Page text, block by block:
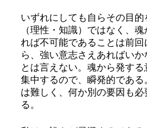
いずれにしても自らその目
（理性・知識）ではなく、
れば不可能であることは前
ら、強い意志さえあればい
とは言えない。魂から発す
集中するので、瞬発的であ
は難しく、何か別の要因も必
る。